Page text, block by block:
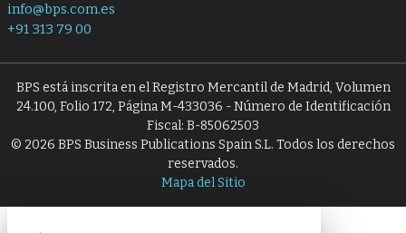
info@bps.com.es
+91 313 79 00
BPS está inscrita en el Registro Mercantil de Madrid, Volumen
24.100, Folio 172, Página M-433036 - Número de Identificación
Fiscal: B-85062503
© 2026 BPS Business Publications Spain S.L. Todos los derechos
reservados.
Mapa del Sitio